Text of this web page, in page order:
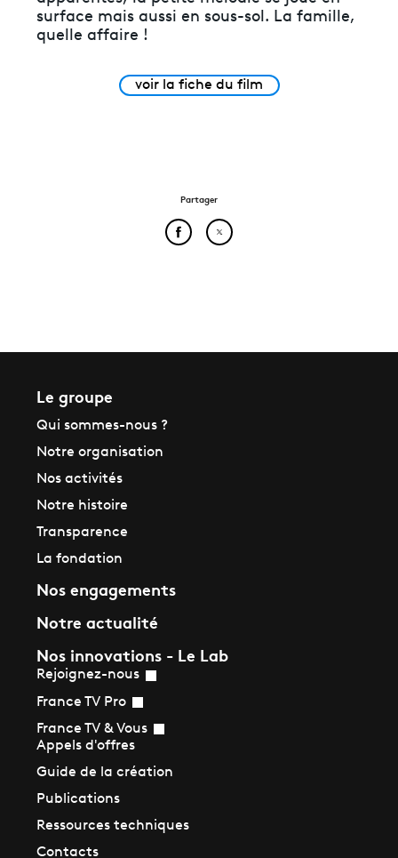
surface mais aussi en sous-sol. La famille,
quelle affaire !
voir la fiche du film
Partager
Partager cet article sur
Partager cet article sur
Le groupe
Qui sommes-nous ?
Notre organisation
Nos activités
Notre histoire
Transparence
La fondation
Nos engagements
Notre actualité
Nos innovations - Le Lab
Rejoignez-nous
France TV Pro
France TV & Vous
Appels d'offres
Guide de la création
Publications
Ressources techniques
Contacts